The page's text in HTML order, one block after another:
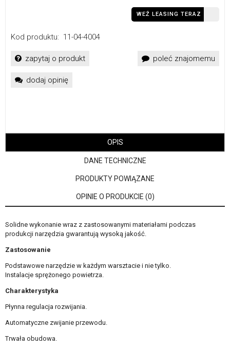
WEŹ LEASING TERAZ
Kod produktu: 11-04-4004
zapytaj o produkt poleć znajomemu
dodaj opinię
OPIS
DANE TECHNICZNE
PRODUKTY POWIĄZANE
OPINIE O PRODUKCIE (0)
Solidne wykonanie wraz z zastosowanymi materiałami podczas
produkcji narzędzia gwarantują wysoką jakość.
Zastosowanie
Podstawowe narzędzie w każdym warsztacie i nie tylko.
Instalacje sprężonego powietrza.
Charakterystyka
Płynna regulacja rozwijania.
Automatyczne zwijanie przewodu.
Trwała obudowa.